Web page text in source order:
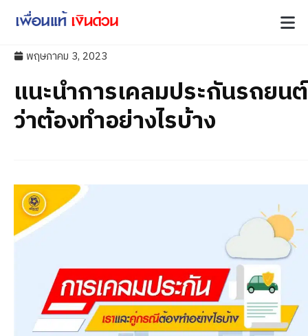
พฤษภาคม 3, 2023
แนะนำการเคลมประกันรถยนต์
ว่าต้องทำอย่างไรบ้าง